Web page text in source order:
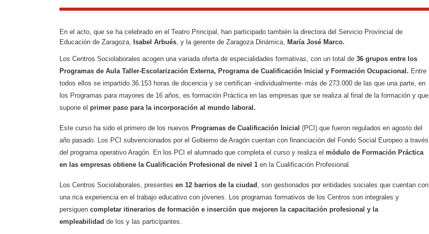
En el acto, que se ha celebrado en el Teatro Principal, han participado también la directora del Servicio Provincial de
Educación de Zaragoza,
Isabel Arbués , y la gerente de Zaragoza Dinámica, María José Marco.
Los Centros Sociolaborales acogen una variada oferta de especialidades formativas, con un total de 36 grupos entre los
Programas de Aula Taller-Escolarización Externa, Programa de Cualificación Inicial y Formación Ocupacional. Entre
todos ellos se impartido 36.153 horas de docencia y se certifican -individualmente- más de 273.000 de las que una parte, en
los Programas para mayores de 16 años, es formación Práctica en las empresas que se realiza al final de la formación y que
supone el primer paso para la incorporación al mundo laboral.
Este curso ha sido el primero de los nuevos Programas de Cualificación Inicial (PCI) que fueron regulados en agosto del
año pasado. Los PCI subvencionados por el Gobierno de Aragón cuentan con financiación del Fondo Social Europeo a través
del programa operativo Aragón. En los PCI el alumnado que completa el curso y realiza el módulo de Formación Práctica
en las empresas obtiene la Cualificación Profesional de nivel 1 en la Cualificación Profesional.
Los Centros Sociolaborales, presentes en 12 barrios de la ciudad
, son gestionados por entidades sociales que cuentan con
una rica experiencia en el trabajo educativo con jóvenes. Los programas formativos de los Centros son integrales y
persiguen completar itinerarios de formación e inserción que mejoren la capacitación profesional y la
empleabilidad de los y las participantes.